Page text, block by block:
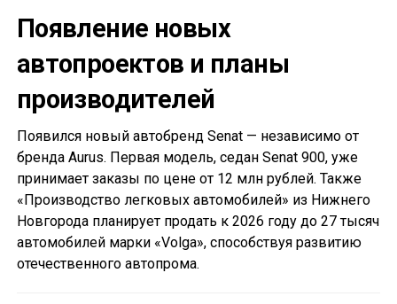
Появление новых
автопроектов и планы
производителей
Появился новый автобренд Senat — независимо от
бренда Aurus. Первая модель, седан Senat 900, уже
принимает заказы по цене от 12 млн рублей. Также
«Производство легковых автомобилей» из Нижнего
Новгорода планирует продать к 2026 году до 27 тысяч
автомобилей марки «Volga», способствуя развитию
отечественного автопрома.